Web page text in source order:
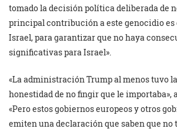
tomado la decisión política deliberada de
principal contribución a este genocidio es
Israel, para garantizar que no haya
significativas para Israel».
«La administración Trump al menos tuvo
honestidad de no fingir que le importaba»,
«Pero estos gobiernos europeos y otros
emiten una declaración que saben que no